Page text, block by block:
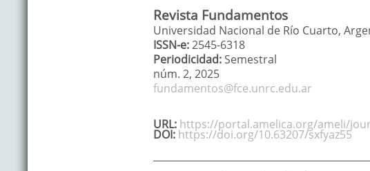
Revista Fundamentos
Universidad Nacional de Río Cuarto,
ISSN-e:2545-6318
Periodicidad: Semestral
núm. 2, 2025
fundamentos@fce.unrc.edu.ar
URL: https://portal.amelica.org/ameli/
DOI: https://doi.org/10.63207/sxfyaz55